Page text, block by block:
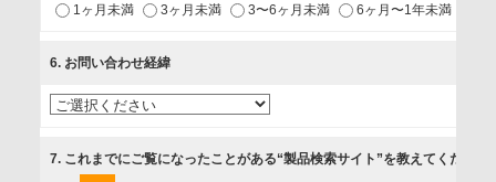
2.当社が開催（主催・共催・協賛）するセミナーなど、各種イ
3.お客様の業務内容、及び興味、関心に応じた情報の提供
4.お客様満足度調査等のアンケートの依頼
1ヶ月未満 3ヶ月未満 3〜6ヶ月未満 6ヶ月〜1年未満
6. お問い合わせ経緯
7. これまでにご覧になったことがある“製品検索サイト”を教えてください